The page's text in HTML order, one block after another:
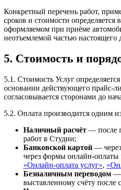
Конкретный перечень работ,
сроков и стоимости определяется
оформляемом при приёме
неотъемлемой частью настоящего
5. Стоимость и
5.1. Стоимость Услуг
основании действующего прайс-
согласовывается сторонами до
5.2. Оплата производится одним
Наличный расчёт — после
работ в Студии;
Банковской картой —
через формы онлайн-оплаты
«Онлайн-оплата услуг»,
Безналичным переводом —
выставленному счёту после